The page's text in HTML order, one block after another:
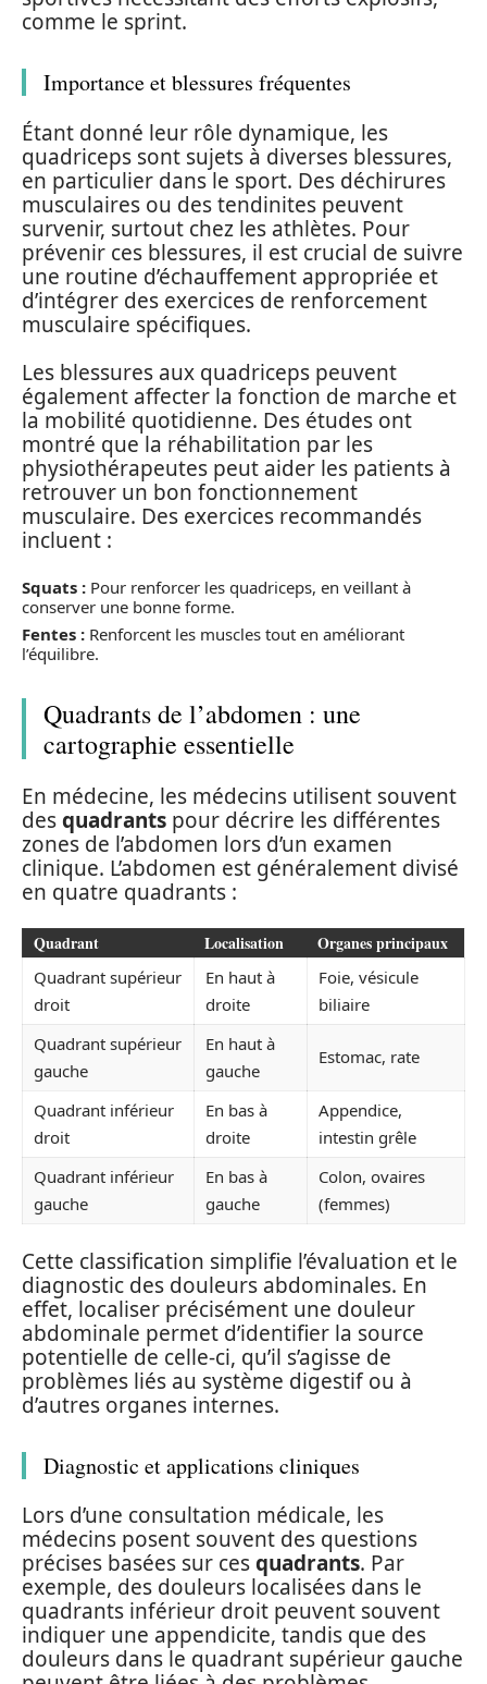
comme le sprint.
Importance et blessures fréquentes
Étant donné leur rôle dynamique, les
quadriceps sont sujets à diverses blessures,
en particulier dans le sport. Des déchirures
musculaires ou des tendinites peuvent
survenir, surtout chez les athlètes. Pour
prévenir ces blessures, il est crucial de suivre
une routine d’échauffement appropriée et
d’intégrer des exercices de renforcement
musculaire spécifiques.
Les blessures aux quadriceps peuvent
également affecter la fonction de marche et
la mobilité quotidienne. Des études ont
montré que la réhabilitation par les
physiothérapeutes peut aider les patients à
retrouver un bon fonctionnement
musculaire. Des exercices recommandés
incluent :
Squats : Pour renforcer les quadriceps, en veillant à
conserver une bonne forme.
Fentes : Renforcent les muscles tout en améliorant
l’équilibre.
Quadrants de l’abdomen : une
cartographie essentielle
En médecine, les médecins utilisent souvent
desquadrants pour décrire les différentes
zones de l’abdomen lors d’un examen
clinique. L’abdomen est généralement divisé
en quatre quadrants :
Quadrant Localisation Organes principaux
Quadrant supérieur
droit
En haut à
droite
Foie, vésicule
biliaire
Quadrant supérieur
gauche
En haut à
gauche
Estomac, rate
Quadrant inférieur
droit
En bas à
droite
Appendice,
intestin grêle
Quadrant inférieur
gauche
En bas à
gauche
Colon, ovaires
(femmes)
Cette classification simplifie l’évaluation et le
diagnostic des douleurs abdominales. En
effet, localiser précisément une douleur
abdominale permet d’identifier la source
potentielle de celle-ci, qu’il s’agisse de
problèmes liés au système digestif ou à
d’autres organes internes.
Diagnostic et applications cliniques
Lors d’une consultation médicale, les
médecins posent souvent des questions
précises basées sur cesquadrants. Par
exemple, des douleurs localisées dans le
quadrants inférieur droit peuvent souvent
indiquer une appendicite, tandis que des
douleurs dans le quadrant supérieur gauche